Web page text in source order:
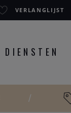
VERLANGLIJST
DIENSTEN